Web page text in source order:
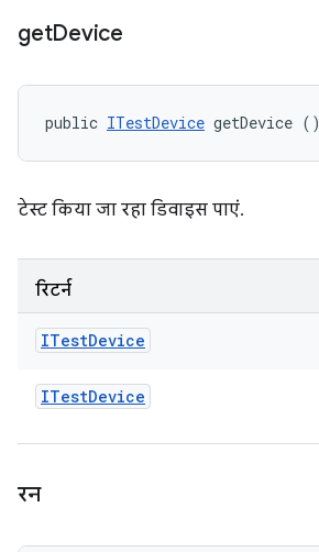
getDevice
public ITestDevice getDevice ()
टेस्ट किया जा रहा डिवाइस पाएं.
रिटर्न
ITestDevice
ITestDevice
रन